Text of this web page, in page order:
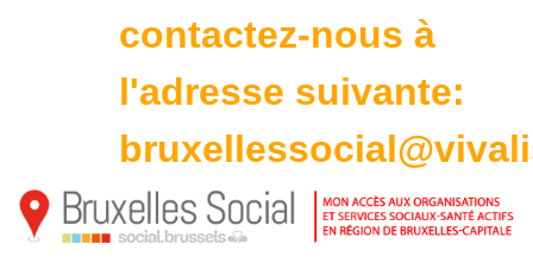
contactez-nous à
l'adresse suivante: